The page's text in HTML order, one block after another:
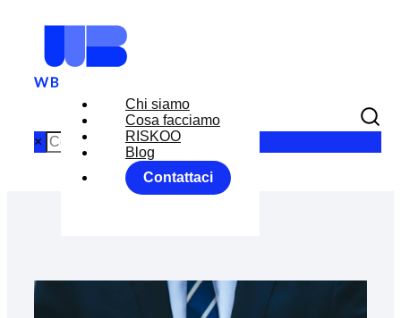
Chi siamo
Cosa facciamo
RISKOO
Blog
Contattaci
×